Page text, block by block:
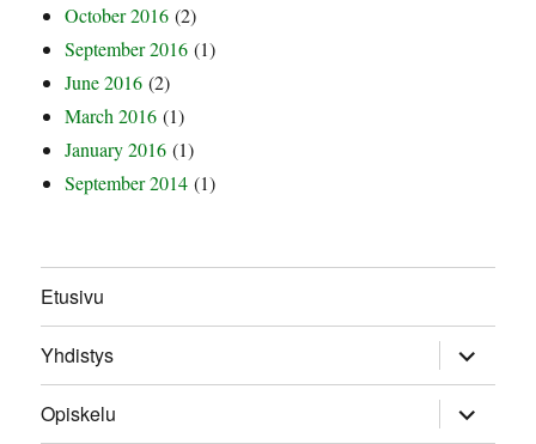
October 2016 (2)
September 2016 (1)
June 2016 (2)
March 2016 (1)
January 2016 (1)
September 2014 (1)
Etusivu
Yhdistys
expand
child
menu
Opiskelu
expand
child